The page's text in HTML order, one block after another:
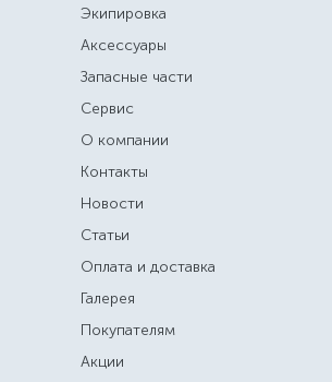
Экипировка
Аксессуары
Запасные части
Сервис
О компании
Контакты
Новости
Статьи
Оплата и доставка
Галерея
Покупателям
Акции